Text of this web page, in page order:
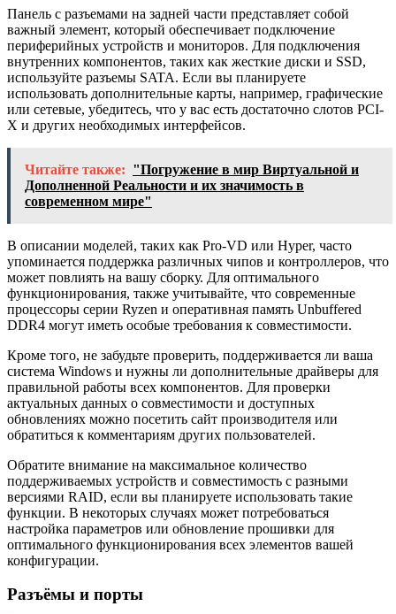
Панель с разъемами на задней части представляет собой
важный элемент, который обеспечивает подключение
периферийных устройств и мониторов. Для подключения
внутренних компонентов, таких как жесткие диски и SSD,
используйте разъемы SATA. Если вы планируете
использовать дополнительные карты, например, графические
или сетевые, убедитесь, что у вас есть достаточно слотов PCI-
X и других необходимых интерфейсов.
Читайте также: "Погружение в мир Виртуальной и
Дополненной Реальности и их значимость в
современном мире"
В описании моделей, таких как Pro-VD или Hyper, часто
упоминается поддержка различных чипов и контроллеров, что
может повлиять на вашу сборку. Для оптимального
функционирования, также учитывайте, что современные
процессоры серии Ryzen и оперативная память Unbuffered
DDR4 могут иметь особые требования к совместимости.
Кроме того, не забудьте проверить, поддерживается ли ваша
система Windows и нужны ли дополнительные драйверы для
правильной работы всех компонентов. Для проверки
актуальных данных о совместимости и доступных
обновлениях можно посетить сайт производителя или
обратиться к комментариям других пользователей.
Обратите внимание на максимальное количество
поддерживаемых устройств и совместимость с разными
версиями RAID, если вы планируете использовать такие
функции. В некоторых случаях может потребоваться
настройка параметров или обновление прошивки для
оптимального функционирования всех элементов вашей
конфигурации.
Разъёмы и порты